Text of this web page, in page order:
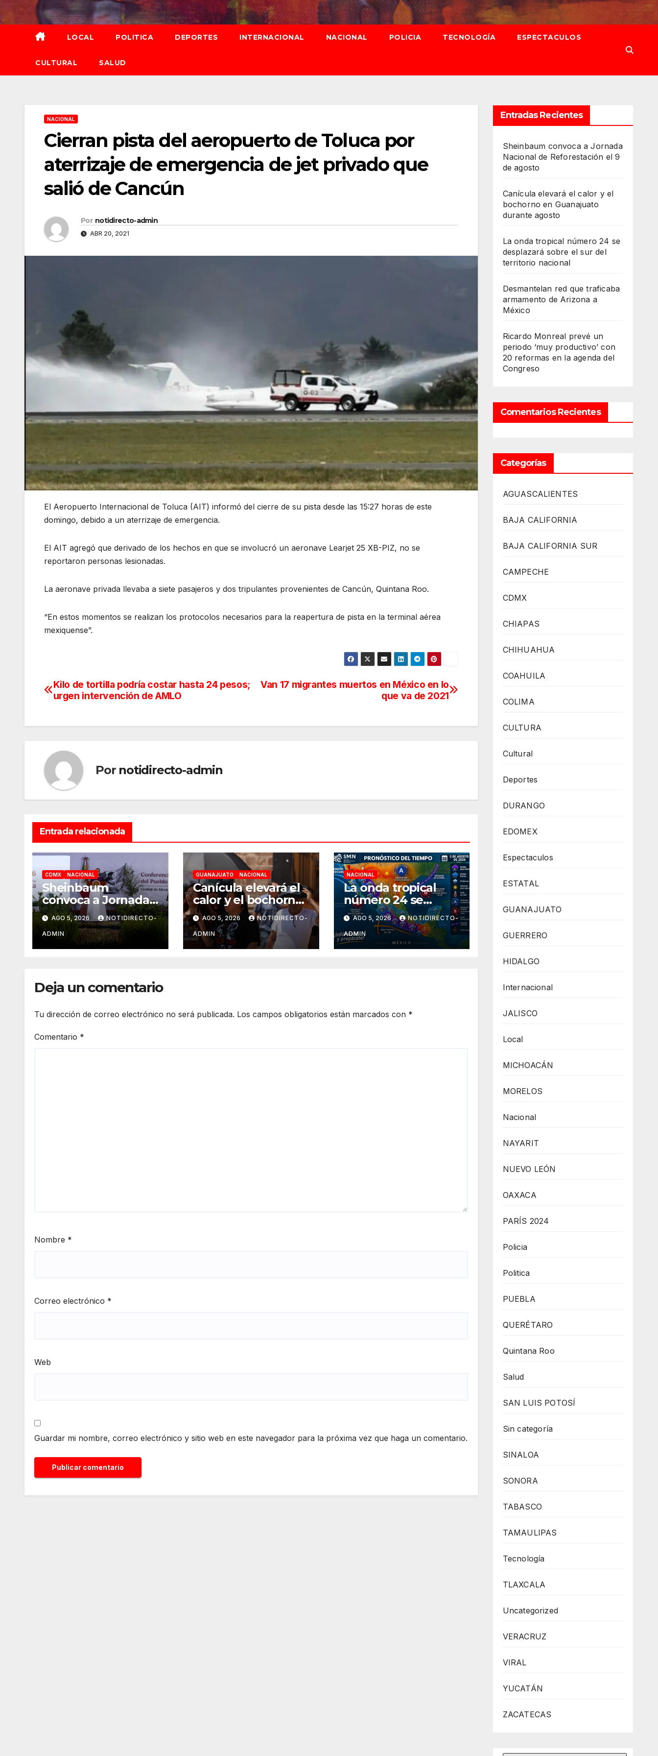
al
contenido
LOCAL POLITICA DEPORTES INTERNACIONAL NACIONAL POLICIA TECNOLOGÍA ESPECTACULOS
CULTURAL SALUD
NACIONAL
Cierran pista del aeropuerto de Toluca por
aterrizaje de emergencia de jet privado que
salió de Cancún
Por notidirecto-admin
ABR 20, 2021
El Aeropuerto Internacional de Toluca (AIT) informó del cierre de su pista desde las 15:27 horas de este
domingo, debido a un aterrizaje de emergencia.
El AIT agregó que derivado de los hechos en que se involucró un aeronave Learjet 25 XB-PIZ, no se
reportaron personas lesionadas.
La aeronave privada llevaba a siete pasajeros y dos tripulantes provenientes de Cancún, Quintana Roo.
“En estos momentos se realizan los protocolos necesarios para la reapertura de pista en la terminal aérea
mexiquense”.
Navegación
entradas
Van 17 migrantes muertos en México en lo
que va de 2021
Kilo de tortilla podría costar hasta 24 pesos;
urgen intervención de AMLO
Por notidirecto-admin
Entrada relacionada
CDMX NACIONAL
Sheinbaum
convoca a Jornada
Nacional de
Reforestación el 9
de agosto
AGO 5, 2026 NOTIDIRECTO-
ADMIN
GUANAJUATO NACIONAL
Canícula elevará el
calor y el bochorno
en Guanajuato
durante agosto
AGO 5, 2026 NOTIDIRECTO-
ADMIN
NACIONAL
La onda tropical
número 24 se
desplazará sobre el
sur del territorio
nacional
AGO 5, 2026 NOTIDIRECTO-
ADMIN
Deja un comentario
Tu dirección de correo electrónico no será publicada. Los campos obligatorios están marcados con *
Comentario *
Nombre *
Correo electrónico *
Web
Guardar mi nombre, correo electrónico y sitio web en este navegador para la próxima vez que haga un comentario.
Entradas Recientes
Sheinbaum convoca a Jornada
Nacional de Reforestación el 9
de agosto
Canícula elevará el calor y el
bochorno en Guanajuato
durante agosto
La onda tropical número 24 se
desplazará sobre el sur del
territorio nacional
Desmantelan red que traficaba
armamento de Arizona a
México
Ricardo Monreal prevé un
periodo ‘muy productivo’ con
20 reformas en la agenda del
Congreso
Comentarios Recientes
Categorías
AGUASCALIENTES
BAJA CALIFORNIA
BAJA CALIFORNIA SUR
CAMPECHE
CDMX
CHIAPAS
CHIHUAHUA
COAHUILA
COLIMA
CULTURA
Cultural
Deportes
DURANGO
EDOMEX
Espectaculos
ESTATAL
GUANAJUATO
GUERRERO
HIDALGO
Internacional
JALISCO
Local
MICHOACÁN
MORELOS
Nacional
NAYARIT
NUEVO LEÓN
OAXACA
PARÍS 2024
Policia
Politica
PUEBLA
QUERÉTARO
Quintana Roo
Salud
SAN LUIS POTOSÍ
Sin categoría
SINALOA
SONORA
TABASCO
TAMAULIPAS
Tecnología
TLAXCALA
Uncategorized
VERACRUZ
VIRAL
YUCATÁN
ZACATECAS